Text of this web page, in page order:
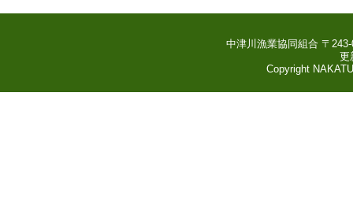
中津川漁業協同組合 〒
更
Copyright